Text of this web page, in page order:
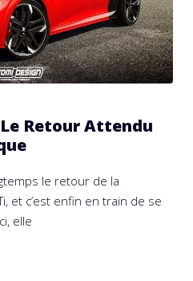
Retour Attendu
le retour de la
et c’est enfin en train de se
elle